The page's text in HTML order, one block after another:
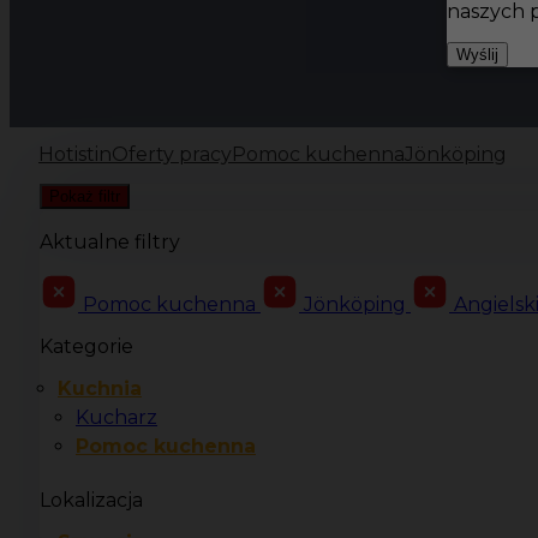
HotistinOferty pracy Pomoc kuchennaJönköping
Pokaż filtr
Aktualne filtry
Pomoc kuchenna Jönköping
Kategorie
Kuchnia
Kucharz
Pomoc kuchenna
Lokalizacja
naszych
Wyślij